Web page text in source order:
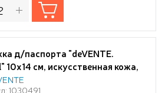
д/паспорта "deVENTE.
10x14 см, искусственная кожа,
отстрочка, 2 отделения для
1030491